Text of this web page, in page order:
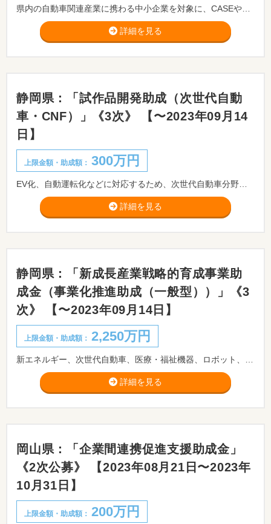
詳細を見る
静岡県：「試作品開発助成（次世代自動
車・CNF）」《3次》 【〜2023年09月14
日】
上限金額・助成額： 300万円
詳細を見る
静岡県：「新成長産業戦略的育成事業助
成金（事業化推進助成（一般型））」《3
次》 【〜2023年09月14日】
上限金額・助成額： 2,250万円
詳細を見る
岡山県：「企業間連携促進支援助成金」
《2次公募》 【2023年08月21日〜2023年
10月31日】
上限金額・助成額： 200万円